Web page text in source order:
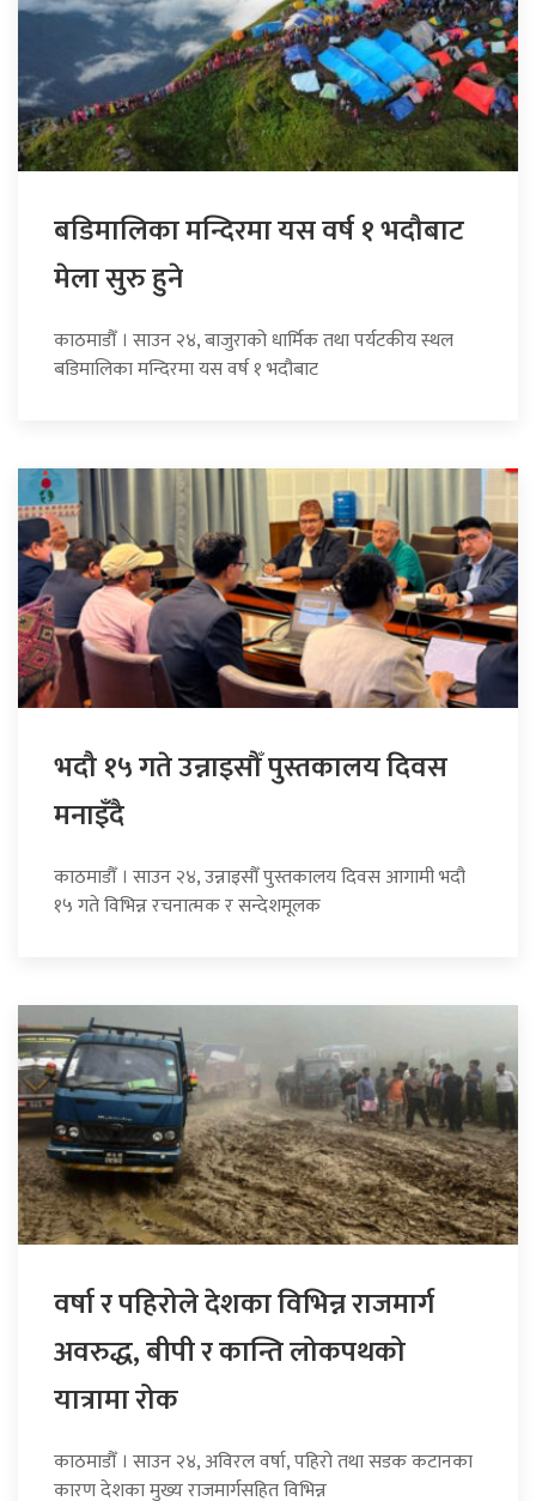
बडिमालिका मन्दिरमा यस वर्ष १ भदौबाट
मेला सुरु हुने
काठमाडौँ । साउन २४, बाजुराको धार्मिक तथा पर्यटकीय स्थल
बडिमालिका मन्दिरमा यस वर्ष १ भदौबाट
भदौ १५ गते उन्नाइसौँ पुस्तकालय दिवस
मनाइँदै
काठमाडौँ । साउन २४, उन्नाइसौँ पुस्तकालय दिवस आगामी भदौ
१५ गते विभिन्न रचनात्मक र सन्देशमूलक
वर्षा र पहिरोले देशका विभिन्न राजमार्ग
अवरुद्ध, बीपी र कान्ति लोकपथको
यात्रामा रोक
काठमाडौँ । साउन २४, अविरल वर्षा, पहिरो तथा सडक कटानका
कारण देशका मुख्य राजमार्गसहित विभिन्न